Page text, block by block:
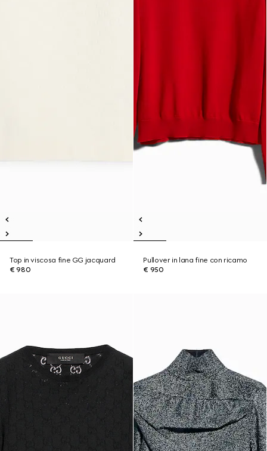
Top in viscosa fine GG jacquard
€ 980
Pullover in lana fine con ricamo
€ 950